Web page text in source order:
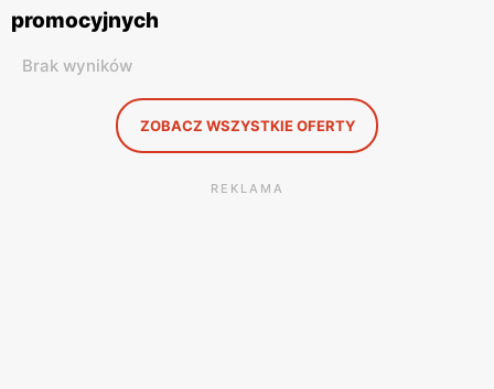
promocyjnych
Brak wyników
ZOBACZ WSZYSTKIE OFERTY
REKLAMA